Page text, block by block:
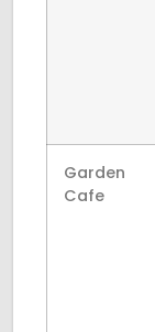
Garden
Cafe